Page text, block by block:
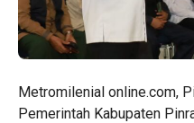
Metromilenial online.com,
Pemerintah Kabupaten